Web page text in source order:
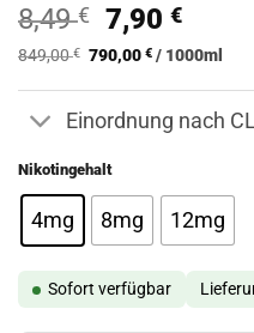
mit5von
5, basierend
auf
8,49€
Preis
8,49 €
7,90€
Preis
7,90
849,00€ 790,00€ / 1000ml
Einordnung nach
Nikotingehalt
4mg 8mg 12mg
Sofort verfügbar